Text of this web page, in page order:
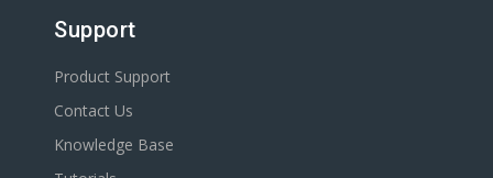
Support
Product Support
Contact Us
Knowledge Base